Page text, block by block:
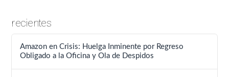
recientes
Amazon en Crisis: Huelga Inminente por Regreso
Obligado a la Oficina y Ola de Despidos